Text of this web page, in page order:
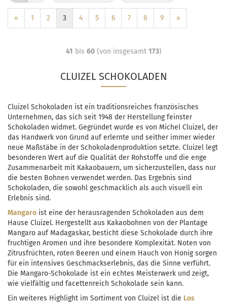
« 1 2 3 4 5 6 7 8 9 »
41 bis 60(von insgesamt 173)
CLUIZEL SCHOKOLADEN
Cluizel Schokoladen ist ein traditionsreiches französisches
Unternehmen, das sich seit 1948 der Herstellung feinster
Schokoladen widmet. Gegründet wurde es von Michel Cluizel, der
das Handwerk von Grund auf erlernte und seither immer wieder
neue Maßstäbe in der Schokoladenproduktion setzte. Cluizel legt
besonderen Wert auf die Qualität der Rohstoffe und die enge
Zusammenarbeit mit Kakaobauern, um sicherzustellen, dass nur
die besten Bohnen verwendet werden. Das Ergebnis sind
Schokoladen, die sowohl geschmacklich als auch visuell ein
Erlebnis sind.
Mangaro ist eine der herausragenden Schokoladen aus dem
Hause Cluizel. Hergestellt aus Kakaobohnen von der Plantage
Mangaro auf Madagaskar, besticht diese Schokolade durch ihre
fruchtigen Aromen und ihre besondere Komplexität. Noten von
Zitrusfrüchten, roten Beeren und einem Hauch von Honig sorgen
für ein intensives Geschmackserlebnis, das die Sinne verführt.
Die Mangaro-Schokolade ist ein echtes Meisterwerk und zeigt,
wie vielfältig und facettenreich Schokolade sein kann.
Ein weiteres Highlight im Sortiment von Cluizel ist die Los